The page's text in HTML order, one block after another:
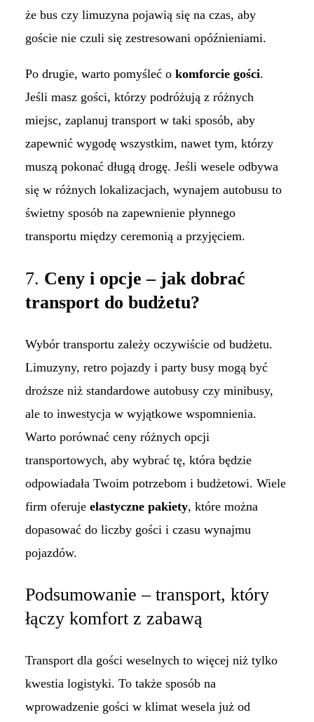
że bus czy limuzyna pojawią się na czas, aby
goście nie czuli się zestresowani opóźnieniami.
Po drugie, warto pomyśleć o komforcie gości.
Jeśli masz gości, którzy podróżują z różnych
miejsc, zaplanuj transport w taki sposób, aby
zapewnić wygodę wszystkim, nawet tym, którzy
muszą pokonać długą drogę. Jeśli wesele odbywa
się w różnych lokalizacjach, wynajem autobusu to
świetny sposób na zapewnienie płynnego
transportu między ceremonią a przyjęciem.
7. Ceny i opcje – jak dobrać
transport do budżetu?
Wybór transportu zależy oczywiście od budżetu.
Limuzyny, retro pojazdy i party busy mogą być
droższe niż standardowe autobusy czy minibusy,
ale to inwestycja w wyjątkowe wspomnienia.
Warto porównać ceny różnych opcji
transportowych, aby wybrać tę, która będzie
odpowiadała Twoim potrzebom i budżetowi. Wiele
firm oferuje elastyczne pakiety, które można
dopasować do liczby gości i czasu wynajmu
pojazdów.
Podsumowanie – transport, który
łączy komfort z zabawą
Transport dla gości weselnych to więcej niż tylko
kwestia logistyki. To także sposób na
wprowadzenie gości w klimat wesela już od